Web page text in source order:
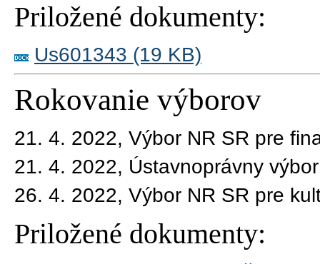
Priložené dokumenty:
Us601343 (19 KB)
Rokovanie výborov
21. 4. 2022, Výbor NR SR pre
21. 4. 2022, Ústavnoprávny
26. 4. 2022, Výbor NR SR pre
Priložené dokumenty: